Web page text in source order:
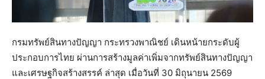
กรมทรัพย์สินทางปัญญา กระทรวงพาณิชย์ เดินหน้ายกระดับผู้
ประกอบการไทย ผ่านการสร้างมูลค่าเพิ่มจากทรัพย์สินทางปัญญา
และเศรษฐกิจสร้างสรรค์ ล่าสุด เมื่อวันที่ 30 มิถุนายน 2569